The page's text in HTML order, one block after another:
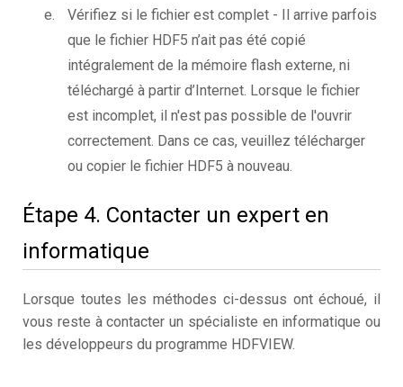
Vérifiez si le fichier est complet - Il arrive parfois
que le fichier HDF5 n’ait pas été copié
intégralement de la mémoire flash externe, ni
téléchargé à partir d’Internet. Lorsque le fichier
est incomplet, il n'est pas possible de l'ouvrir
correctement. Dans ce cas, veuillez télécharger
ou copier le fichier HDF5 à nouveau.
Étape 4. Contacter un expert en
informatique
Lorsque toutes les méthodes ci-dessus ont échoué, il
vous reste à contacter un spécialiste en informatique ou
les développeurs du programme HDFVIEW.